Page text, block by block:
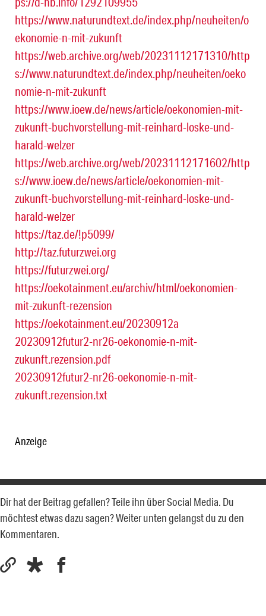
https://www.naturundtext.de/index.php/neuheiten/o
ekonomie-n-mit-zukunft
https://web.archive.org/web/20231112171310/http
s://www.naturundtext.de/index.php/neuheiten/oeko
nomie-n-mit-zukunft
https://www.ioew.de/news/article/oekonomien-mit-
zukunft-buchvorstellung-mit-reinhard-loske-und-
harald-welzer
https://web.archive.org/web/20231112171602/http
s://www.ioew.de/news/article/oekonomien-mit-
zukunft-buchvorstellung-mit-reinhard-loske-und-
harald-welzer
https://taz.de/!p5099/
http://taz.futurzwei.org
https://futurzwei.org/
https://oekotainment.eu/archiv/html/oekonomien-
mit-zukunft-rezension
https://oekotainment.eu/20230912a
20230912futur2-nr26-oekonomie-n-mit-
zukunft.rezension.pdf
20230912futur2-nr26-oekonomie-n-mit-
zukunft.rezension.txt
Anzeige
Dir hat der Beitrag gefallen? Teile ihn über Social Media. Du
möchtest etwas dazu sagen? Weiter unten gelangst du zu den
Kommentaren.